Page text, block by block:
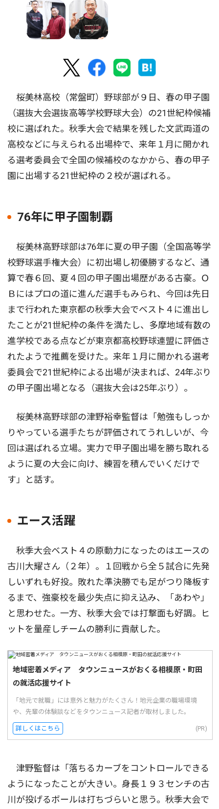
桜美林高校（常盤町）野球部が９日、春の甲子園
（選抜大会選抜高等学校野球大会）の21世紀枠候補
校に選ばれた。秋季大会で結果を残した文武両道の
高校などに与えられる出場枠で、来年１月に開かれ
る選考委員会で全国の候補校のなかから、春の甲子
園に出場する21世紀枠の２校が選ばれる。
76年に甲子園制覇
桜美林高野球部は76年に夏の甲子園（全国高等学
校野球選手権大会）に初出場し初優勝するなど、通
算で春６回、夏４回の甲子園出場歴がある古豪。Ｏ
Ｂにはプロの道に進んだ選手もみられ、今回は先日
まで行われた東京都の秋季大会でベスト４に進出し
たことが21世紀枠の条件を満たし、多摩地域有数の
進学校である点などが東京都高校野球連盟に評価さ
れたようで推薦を受けた。来年１月に開かれる選考
委員会で21世紀枠による出場が決まれば、24年ぶり
の甲子園出場となる（選抜大会は25年ぶり）。
桜美林高野球部の津野裕幸監督は「勉強もしっか
りやっている選手たちが評価されてうれしいが、今
回は選ばれる立場。実力で甲子園出場を勝ち取れる
ように夏の大会に向け、練習を積んでいくだけで
す」と話す。
エース活躍
秋季大会ベスト４の原動力になったのはエースの
古川大耀さん（２年）。１回戦から全５試合に先発
しいずれも好投。敗れた準決勝でも足がつり降板す
るまで、強豪校を最少失点に抑え込み、「あわや」
と思わせた。一方、秋季大会では打撃面も好調。ヒ
ットを量産しチームの勝利に貢献した。
地域密着メディア タウンニュースがおくる相模原・町田
の就活応援サイト
「地元で就職」には意外と魅力がたくさん！地元企業の職場環境
や、先輩の体験談などをタウンニュース記者が取材しました。
詳しくはこちら (PR)
津野監督は「落ちるカーブをコントロールできる
ようになったことが大きい。身長１９３センチの古
川が投げるボールは打ちづらいと思う。秋季大会で